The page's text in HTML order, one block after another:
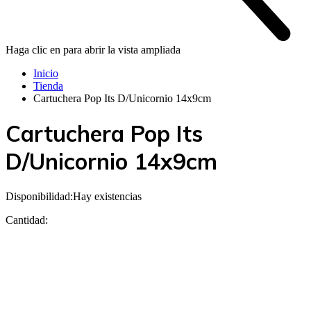
Haga clic en para abrir la vista ampliada
Inicio
Tienda
Cartuchera Pop Its D/Unicornio 14x9cm
Cartuchera Pop Its
D/Unicornio 14x9cm
Disponibilidad:Hay existencias
Cantidad: